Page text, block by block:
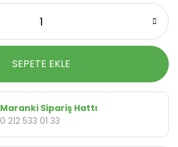
SEPETE EKLE
Maranki Sipariş Hattı
0 212 533 01 33